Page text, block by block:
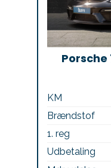
Porsche
KM
Brændstof
1. reg
Udbetaling